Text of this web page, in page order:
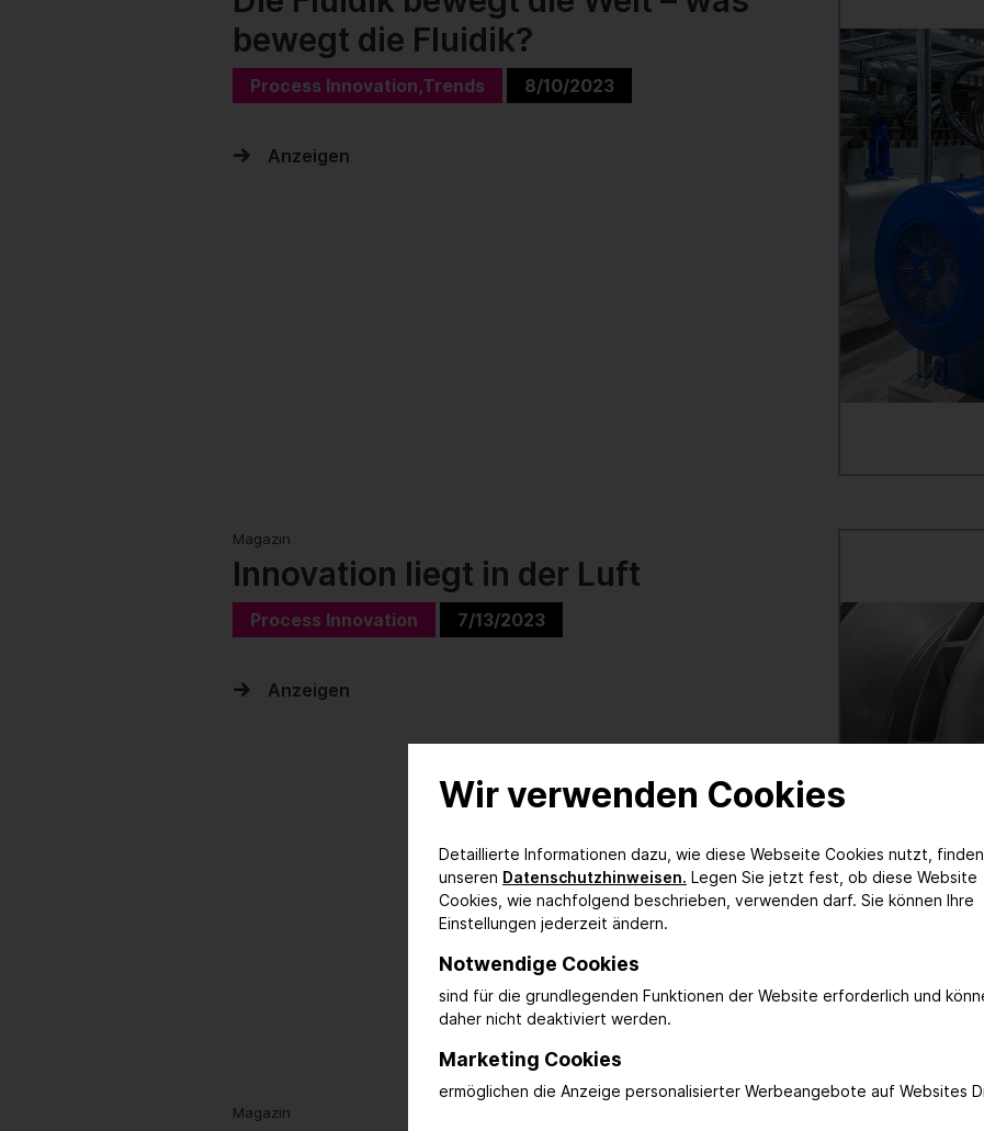
Wir verwenden Cookies
Detaillierte Informationen dazu, wie diese Webseite Cookies nutzt,
unseren Datenschutzhinweisen. Legen Sie jetzt fest, ob diese Website
Cookies, wie nachfolgend beschrieben, verwenden darf. Sie können Ihre
Einstellungen jederzeit ändern.
Notwendige Cookies
sind für die grundlegenden Funktionen der Website erforderlich und
daher nicht deaktiviert werden.
Marketing Cookies
ermöglichen die Anzeige personalisierter Werbeangebote auf Websites
bewegt die Fluidik?
Process Innovation,Trends 8/10/2023
Anzeigen
Magazin
Innovation liegt in der Luft
Process Innovation 7/13/2023
Anzeigen
Magazin